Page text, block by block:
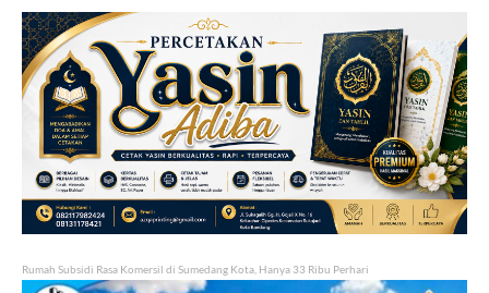
Rumah Subsidi Rasa Komersil di Sumedang Kota, Hanya 33 Ribu Perhari